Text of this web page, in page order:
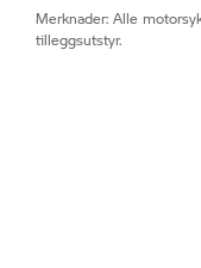
Merknader: Alle
tilleggsutstyr.